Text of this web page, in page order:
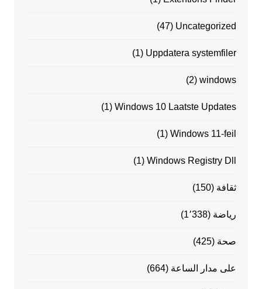
Uncategorized
(47)
Uppdatera systemfiler
(1)
windows
(2)
Windows 10 Laatste Updates
(1)
Windows 11-feil
(1)
Windows Registry Dll
(1)
ثقافة (150)
رياضة (1٬338)
صحة (425)
على مدار الساعة (664)